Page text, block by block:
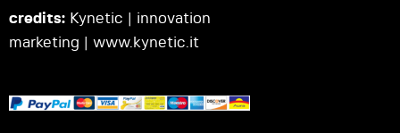
credits: Kynetic | innovation
marketing | www.kynetic.it